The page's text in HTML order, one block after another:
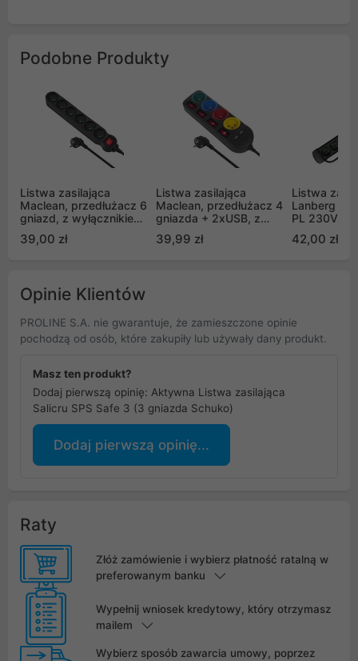
Podobne Produkty
Listwa zasilająca
Maclean, przedłużacz 6
gniazd, z wyłącznikiem,
czarny, 2300W, 5m,
MCE188
39,00 zł
Listwa zasilająca
Maclean, przedłużacz 4
gniazda + 2xUSB, z
włącznikami,
250VAC/10A, 2.1A 5V,
39,99 zł
Listwa
Lanberg
PL 230V PL
czarna
42,00 zł
Opinie Klientów
PROLINE S.A. nie gwarantuje, że zamieszczone opinie
pochodzą od osób, które zakupiły lub używały dany produkt.
Masz ten produkt?
Dodaj pierwszą opinię: Aktywna Listwa zasilająca
Salicru SPS Safe 3 (3 gniazda Schuko)
Dodaj pierwszą opinię...
Raty
Złóż zamówienie i wybierz płatność ratalną w
preferowanym banku
Wypełnij wniosek kredytowy, który otrzymasz
mailem
Wybierz sposób zawarcia umowy, poprzez